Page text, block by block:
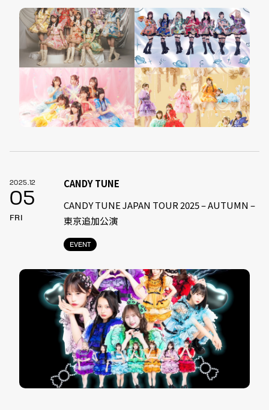
2025.12
05
FRI
EVENT
CANDY TUNE
CANDY TUNE JAPAN TOUR 2025 – AUTUMN –
東京追加公演